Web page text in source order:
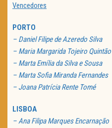
Vencedores
PORTO
– Daniel Filipe de Azeredo Silva
– Maria Margarida Tojeiro
– Marta Emília da Silva e Sousa
– Marta Sofia Miranda Fernandes
– Joana Patrícia Rente Tomé
LISBOA
– Ana Filipa Marques Encarnação